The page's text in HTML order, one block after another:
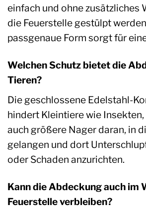
einfach und ohne zusätzliches
die Feuerstelle gestülpt
passgenaue Form sorgt für
Welchen Schutz bietet die
Tieren?
Die geschlossene Edelstahl-
hindert Kleintiere wie
auch größere Nager daran, in
gelangen und dort
oder Schaden anzurichten.
Kann die Abdeckung auch im
Feuerstelle verbleiben?